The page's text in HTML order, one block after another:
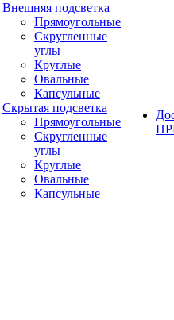
Внешняя подсветка
Прямоугольные
Скругленные
углы
Круглые
Овальные
Капсульные
Скрытая подсветка
Прямоугольные
Скругленные
углы
Круглые
Овальные
Капсульные